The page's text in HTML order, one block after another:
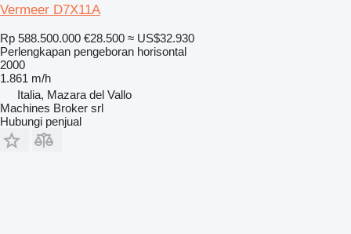
Vermeer D7X11A
Rp 588.500.000 €28.500 ≈ US$32.930
Perlengkapan pengeboran horisontal
2000
1.861 m/h
Italia, Mazara del Vallo
Machines Broker srl
Hubungi penjual